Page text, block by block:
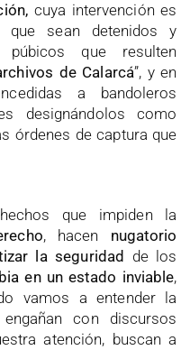
cuya intervención es
que sean detenidos y
que resulten
de Calarcá”, y en
a bandoleros
designándolos como
órdenes de captura que
que impiden la
, hacen nugatorio
la seguridad
de los
en un estado inviable,
vamos a entender la
con discursos
atención, buscan a